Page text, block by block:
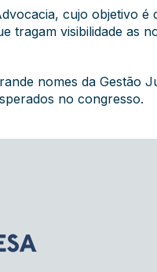
cujo objetivo
tragam visibilidade as
nomes da Gestão
no congresso.